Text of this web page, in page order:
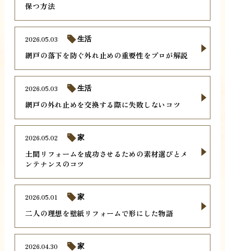
保つ方法
網戸の落下を防ぐ外れ止めの重要性をプロが解説
2026.05.03 生活
網戸の外れ止めを交換する際に失敗しないコツ
2026.05.03 生活
土間リフォームを成功させるための素材選びとメ
ンテナンスのコツ
2026.05.02 家
二人の理想を壁紙リフォームで形にした物語
2026.05.01 家
2026.04.30 家